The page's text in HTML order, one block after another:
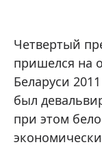
Четвертый
пришелся на
Беларуси
был
при этом